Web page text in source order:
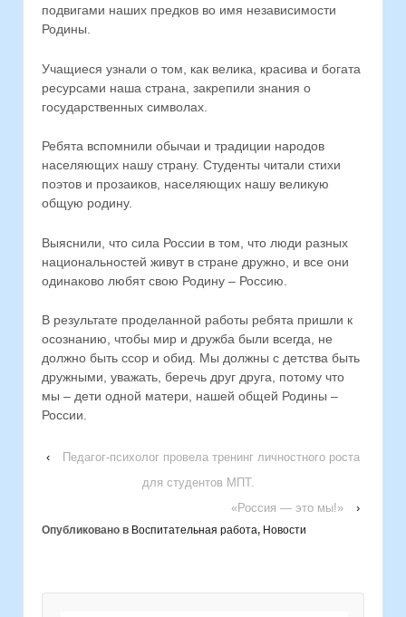
подвигами наших предков во имя независимости
Родины.
Учащиеся узнали о том, как велика, красива и богата
ресурсами наша страна, закрепили знания о
государственных символах.
Ребята вспомнили обычаи и традиции народов
населяющих нашу страну. Студенты читали стихи
поэтов и прозаиков, населяющих нашу великую
общую родину.
Выяснили, что сила России в том, что люди разных
национальностей живут в стране дружно, и все они
одинаково любят свою Родину – Россию.
В результате проделанной работы ребята пришли к
осознанию, чтобы мир и дружба были всегда, не
должно быть ссор и обид. Мы должны с детства быть
дружными, уважать, беречь друг друга, потому что
мы – дети одной матери, нашей общей Родины –
России.
‹
Педагог-психолог провела тренинг личностного роста
для студентов МПТ.
«Россия — это мы!»
›
Опубликовано в Воспитательная работа, Новости